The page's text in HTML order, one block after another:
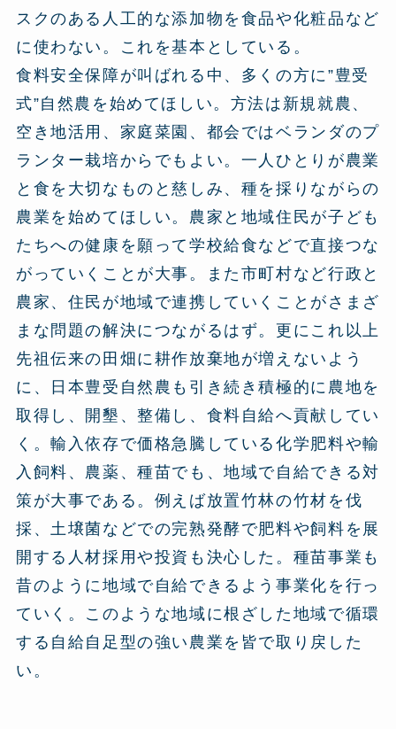
スクのある人工的な添加物を食品や化粧品など
に使わない。これを基本としている。
食料安全保障が叫ばれる中、多くの方に”豊受
式”自然農を始めてほしい。方法は新規就農、
空き地活用、家庭菜園、都会ではベランダのプ
ランター栽培からでもよい。一人ひとりが農業
と食を大切なものと慈しみ、種を採りながらの
農業を始めてほしい。農家と地域住民が子ども
たちへの健康を願って学校給食などで直接つな
がっていくことが大事。また市町村など行政と
農家、住民が地域で連携していくことがさまざ
まな問題の解決につながるはず。更にこれ以上
先祖伝来の田畑に耕作放棄地が増えないよう
に、日本豊受自然農も引き続き積極的に農地を
取得し、開墾、整備し、食料自給へ貢献してい
く。輸入依存で価格急騰している化学肥料や輸
入飼料、農薬、種苗でも、地域で自給できる対
策が大事である。例えば放置竹林の竹材を伐
採、土壌菌などでの完熟発酵で肥料や飼料を展
開する人材採用や投資も決心した。種苗事業も
昔のように地域で自給できるよう事業化を行っ
ていく。このような地域に根ざした地域で循環
する自給自足型の強い農業を皆で取り戻した
い。